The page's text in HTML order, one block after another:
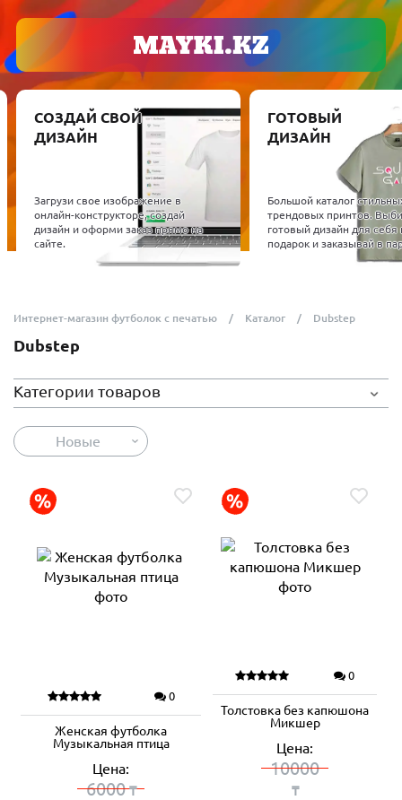
СОЗДАЙ СВОЙ
ДИЗАЙН
Загрузи свое изображение в
онлайн-конструкторе, создай
дизайн и оформи заказ прямо на
сайте.
ГОТОВЫЙ
ДИЗАЙН
Большой каталог
трендовых принтов.
готовый дизайн для себя
подарок и заказывай в
Интернет-магазин футболок с печатью Каталог Dubstep
Dubstep
Категории товаров
Новые
0
Женская футболка
Музыкальная птица
Цена:
6000₸
0
Толстовка без капюшона
Микшер
Цена:
10000
₸